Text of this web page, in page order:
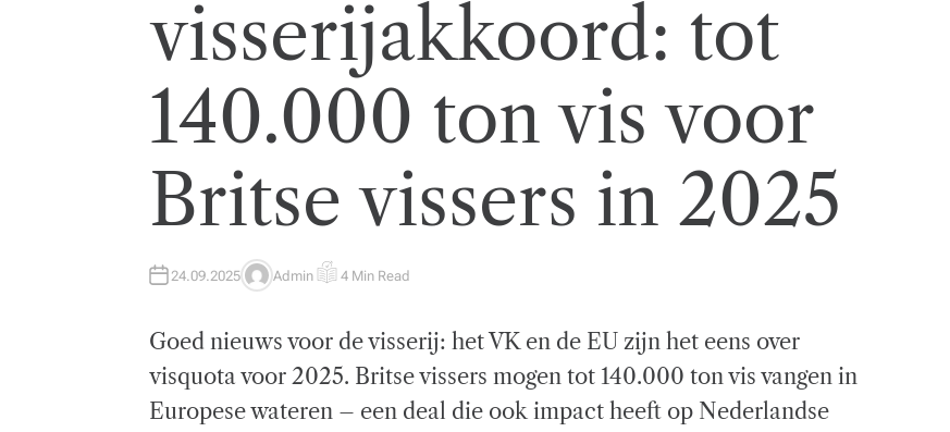
visserijakkoord: tot
140.000 ton vis voor
Britse vissers in 2025
24.09.2025A
O
R
AdminE
M
A
T
E
R
E
4 Min Read
Goed nieuws voor de visserij: het VK en de EU zijn het eens over
visquota voor 2025. Britse vissers mogen tot 140.000 ton vis vangen in
Europese wateren – een deal die ook impact heeft op Nederlandse